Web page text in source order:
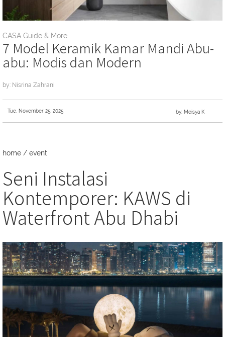
CASA Guide & More
7 Model Keramik Kamar Mandi Abu-
abu: Modis dan Modern
by: Nisrina Zahrani
Tue, November 25, 2025 by: Meisya K
home / event
Seni Instalasi
Kontemporer: KAWS di
Waterfront Abu Dhabi